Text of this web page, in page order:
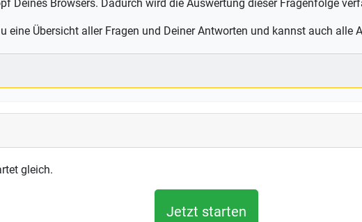
Deines Browsers. Dadurch wird die Auswertung dieser Fragenfolge
eine Übersicht aller Fragen und Deiner Antworten und kannst auch alle
gleich.
Jetzt starten